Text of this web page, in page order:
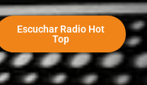
Escuchar Radio Hot
Top